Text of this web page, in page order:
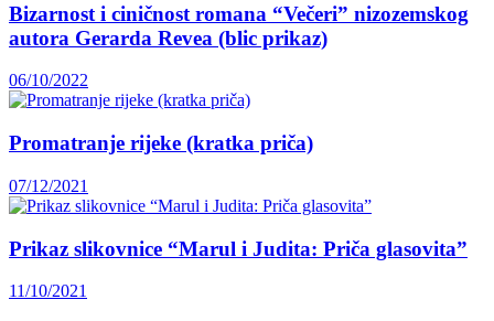
Bizarnost i ciničnost romana “Večeri” nizozemskog
autora Gerarda Revea (blic prikaz)
06/10/2022
Promatranje rijeke (kratka priča)
07/12/2021
Prikaz slikovnice “Marul i Judita: Priča glasovita”
11/10/2021